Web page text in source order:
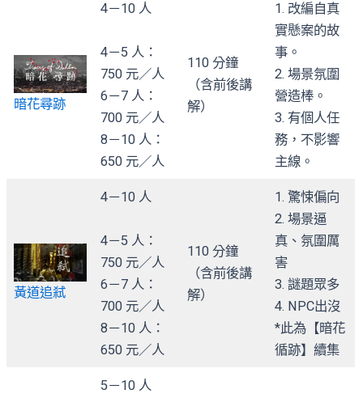
暗花尋跡
4－10 人
4－5 人：
750 元／人
6－7 人：
700 元／人
8－10 人：
650 元／人
110 分鐘
（含前後講
解）
1. 改編自真
實懸案的故
事。
2. 場景氛圍
營造棒。
3. 有個人任
務，不影響
主線。
黃道追弒
4－10 人
4－5 人：
750 元／人
6－7 人：
700 元／人
8－10 人：
650 元／人
110 分鐘
（含前後講
解）
1. 驚悚偏向
2. 場景逼
真、氛圍厲
害
3. 謎題眾多
4. NPC出沒
*此為【暗花
循跡】續集
5－10 人